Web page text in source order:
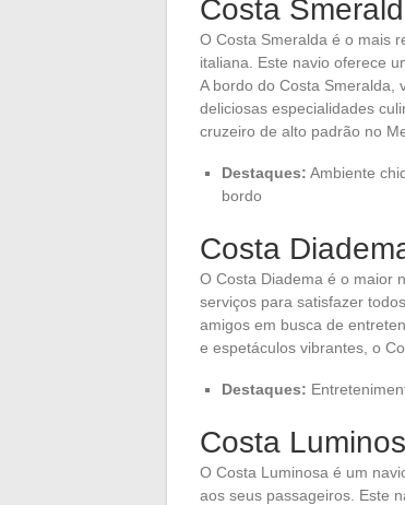
Costa
O Costa Smeralda é o mais
italiana. Este navio oferece
A bordo do Costa Smeralda,
deliciosas especialidades
cruzeiro de alto padrão no
Destaques: Ambiente
bordo
Costa
O Costa Diadema é o maior
serviços para satisfazer
amigos em busca de
e espetáculos vibrantes, o
Destaques:
Costa
O Costa Luminosa é um
aos seus passageiros. Este